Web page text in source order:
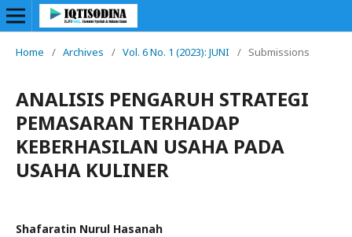
Home / Archives / Vol. 6 No. 1 (2023): JUNI / Submissions
ANALISIS PENGARUH STRATEGI
PEMASARAN TERHADAP
KEBERHASILAN USAHA PADA
USAHA KULINER
Shafaratin Nurul Hasanah